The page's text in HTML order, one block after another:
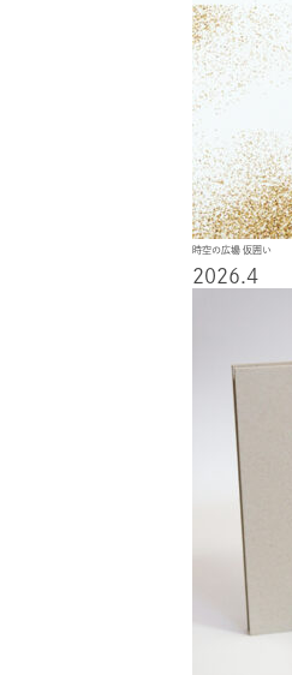
時空の広場 仮囲い
2026.4